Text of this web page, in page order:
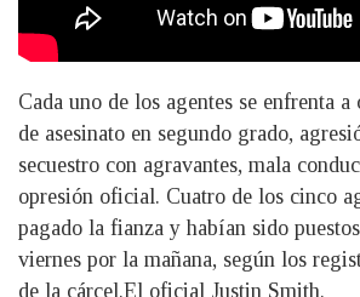
Cada uno de los agentes se enfrenta a
de asesinato en segundo grado,
secuestro con agravantes, mala
opresión oficial. Cuatro de los cinco
pagado la fianza y habían sido
viernes por la mañana, según los
de la cárcel.El oficial Justin Smith.